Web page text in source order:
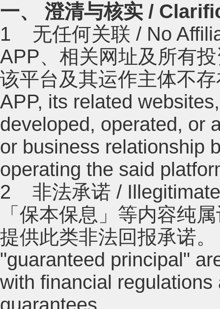
一、 澄清与核实 /
1 无任何关联 / No
APP、相关网址及所有
该平台及其运作主体不
APP, its related
developed, operated, or
or business relationship
operating the said
2 非法承诺 / Illegitimate
「保本保息」等内容纯
提供此类非法回报承诺
"guaranteed principal"
with financial
guarantees.